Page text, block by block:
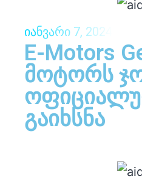
იანვარი 7, 2024
E-Motors
მოტორს
გაიხსნა